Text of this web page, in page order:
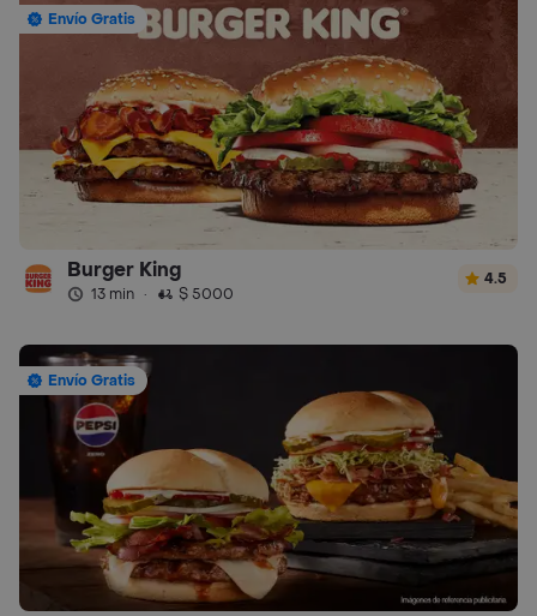
Envío Gratis
Burger King
13 min · $ 5000
4.5
Envío Gratis